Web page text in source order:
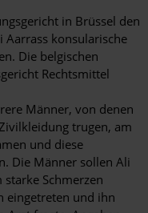
in Brüssel den
Aarrass konsularische
Die belgischen
Rechtsmittel
Männer, von denen
trugen, am
und diese
Die Männer sollen Ali
Schmerzen
eingetreten und ihn